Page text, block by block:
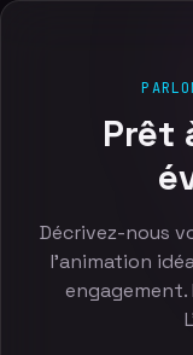
Prêt
Décrivez-nous
l'animation
engagement.